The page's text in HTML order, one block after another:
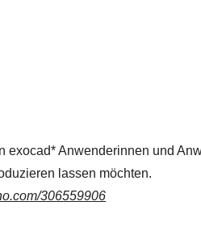
exocad* Anwenderinnen und
lassen möchten.
306559906